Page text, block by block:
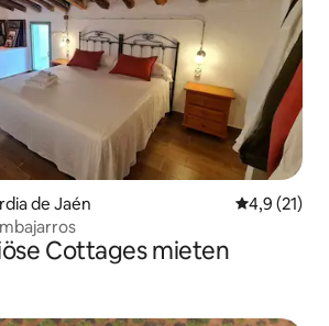
de Jaén
4,9 (21)
Cottages mieten